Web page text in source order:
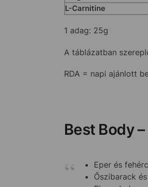
L-Carnitine
1 adag: 25g
A táblázatban
RDA = napi ajánlott
Best Body
Eper és
Őszibarack